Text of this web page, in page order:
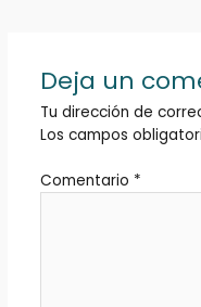
Deja un
Tu dirección de
Los campos
Comentario *